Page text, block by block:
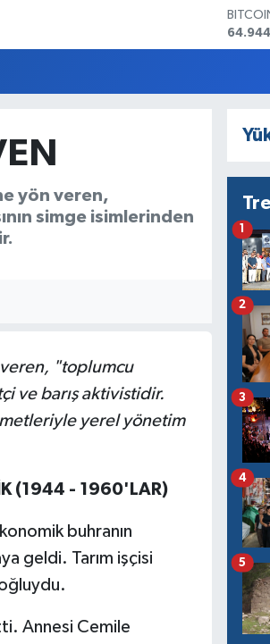
DOLAR
EURO
13.779
yön veren,
simge isimlerinden
"toplumcu
ve barış aktivistidir.
yerel yönetim
(1944 - 1960'LAR)
buhranın
geldi. Tarım işçisi
Annesi Cemile
1
2
3
4
5